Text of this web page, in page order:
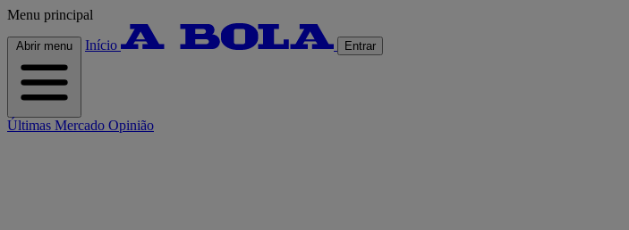
Menu principal
Abrir menu Início Entrar
Últimas Mercado Opinião